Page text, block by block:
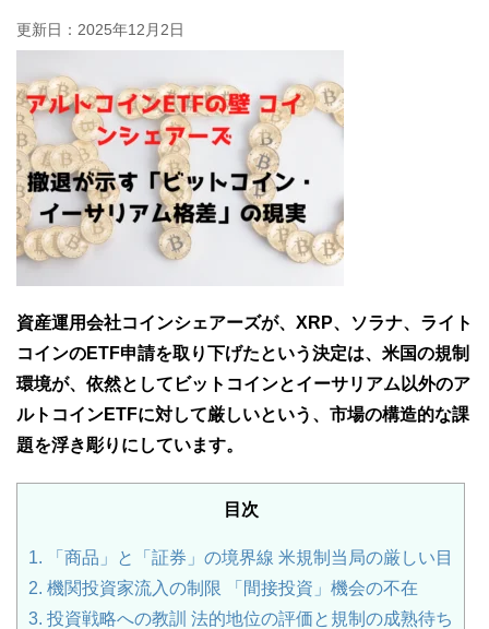
更新日： 2025年12月2日
資産運用会社コインシェアーズが、XRP、ソラナ、ライト
コインのETF申請を取り下げたという決定は、米国の規制
環境が、依然としてビットコインとイーサリアム以外のア
ルトコインETFに対して厳しいという、市場の構造的な課
題を浮き彫りにしています。
目次
1. 「商品」と「証券」の境界線 米規制当局の厳しい目
2. 機関投資家流入の制限 「間接投資」機会の不在
3. 投資戦略への教訓 法的地位の評価と規制の成熟待ち